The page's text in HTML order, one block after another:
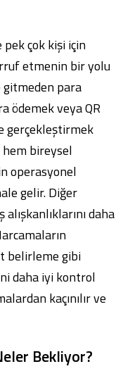
çok kişi için
etmenin bir yolu
para
ödemek veya QR
gerçekleştirmek
hem bireysel
operasyonel
gelir. Diğer
daha
belirleme gibi
daha iyi kontrol
kaçınılır ve
Bekliyor?